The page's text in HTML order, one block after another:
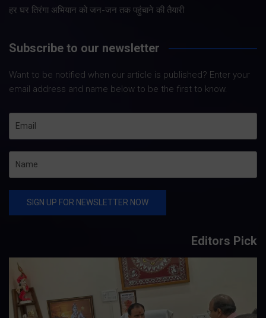
हर घर तिरंगा अभियान को जन-जन तक पहुंचाने की तैयारी
Subscribe to our newsletter
Want to be notified when our article is published? Enter your
email address and name below to be the first to know.
Editors Pick